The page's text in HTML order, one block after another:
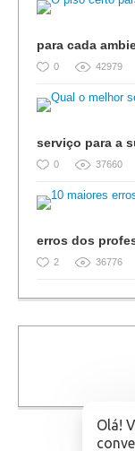
para cada
0 42979
serviço para a
0 37660
erros dos
2 36776
Olá!